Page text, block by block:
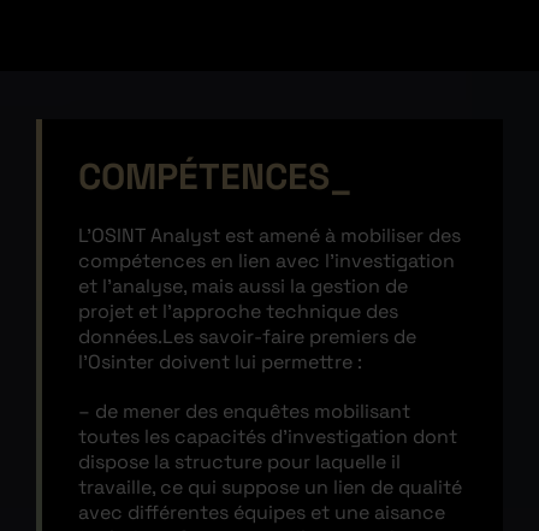
COMPÉTENCES
L’OSINT Analyst est amené à mobiliser des
compétences en lien avec l’investigation
et l’analyse, mais aussi la gestion de
projet et l’approche technique des
données.Les savoir-faire premiers de
l’Osinter doivent lui permettre :
– de mener des enquêtes mobilisant
toutes les capacités d’investigation dont
dispose la structure pour laquelle il
travaille, ce qui suppose un lien de qualité
avec différentes équipes et une aisance